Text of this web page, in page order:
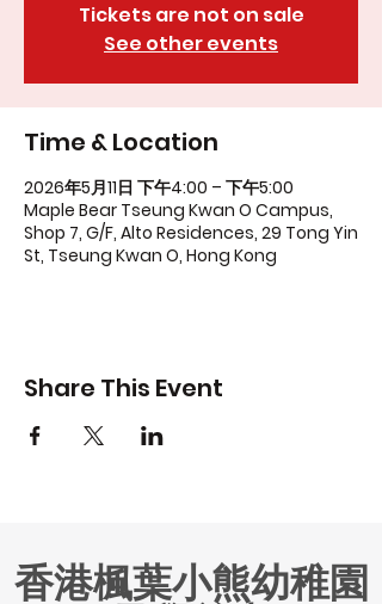
Tickets are not on sale
See other events
Time & Location
2026年5月11日 下午4:00 – 下午5:00
Maple Bear Tseung Kwan O Campus,
Shop 7, G/F, Alto Residences, 29 Tong Yin
St, Tseung Kwan O, Hong Kong
Share This Event
香港楓葉小熊幼稚園